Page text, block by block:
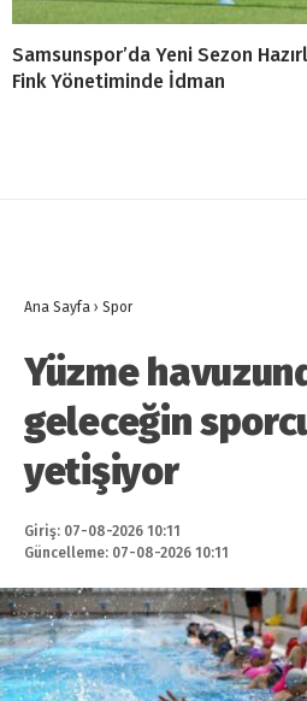
Samsunspor’da Yeni Sezon
Fink Yönetiminde İdman
Ana Sayfa › Spor
Yüzme
geleceğin
yetişiyor
Giriş: 07-08-2026 10:11
Güncelleme: 07-08-2026 10:11